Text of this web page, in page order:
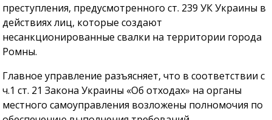
преступления, предусмотренного ст. 239 УК Украины в
действиях лиц, которые создают
несанкционированные свалки на территории города
Ромны.
Главное управление разъясняет, что в соответствии с
ч.1 ст. 21 Закона Украины «Об отходах» на органы
местного самоуправления возложены полномочия по